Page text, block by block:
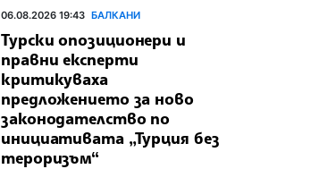
06.08.2026 19:43 БАЛКАНИ
Турски опозиционери и
правни експерти
критикуваха
предложението за ново
законодателство по
инициативата „Турция без
тероризъм“